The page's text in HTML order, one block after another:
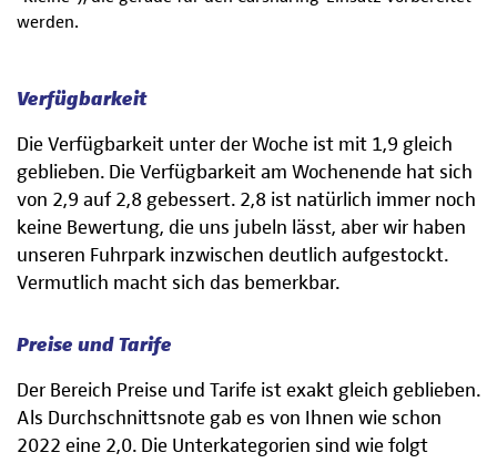
werden.
Verfügbarkeit
Die Verfügbarkeit unter der Woche ist mit 1,9 gleich
geblieben. Die Verfügbarkeit am Wochenende hat sich
von 2,9 auf 2,8 gebessert. 2,8 ist natürlich immer noch
keine Bewertung, die uns jubeln lässt, aber wir haben
unseren Fuhrpark inzwischen deutlich aufgestockt.
Vermutlich macht sich das bemerkbar.
Preise und Tarife
Der Bereich Preise und Tarife ist exakt gleich geblieben.
Als Durchschnittsnote gab es von Ihnen wie schon
2022 eine 2,0. Die Unterkategorien sind wie folgt